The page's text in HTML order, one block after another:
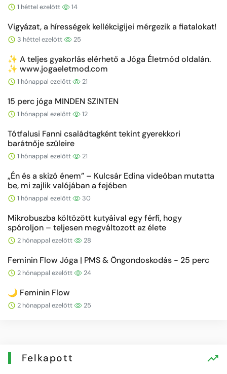
1 héttel ezelőtt 14
Vigyázat, a hírességek kellékcigijei mérgezik a fiatalokat!
3 héttel ezelőtt 25
✨ A teljes gyakorlás elérhető a Jóga Életmód oldalán.
✨ www.jogaeletmod.com
1 hónappal ezelőtt 21
15 perc jóga MINDEN SZINTEN
1 hónappal ezelőtt 12
Tótfalusi Fanni családtagként tekint gyerekkori
barátnője szüleire
1 hónappal ezelőtt 21
„Én és a skizó énem” – Kulcsár Edina videóban mutatta
be, mi zajlik valójában a fejében
1 hónappal ezelőtt 30
Mikrobuszba költözött kutyáival egy férfi, hogy
spóroljon – teljesen megváltozott az élete
2 hónappal ezelőtt 28
Feminin Flow Jóga | PMS & Öngondoskodás - 25 perc
2 hónappal ezelőtt 24
🌙 Feminin Flow
2 hónappal ezelőtt 25
Felkapott